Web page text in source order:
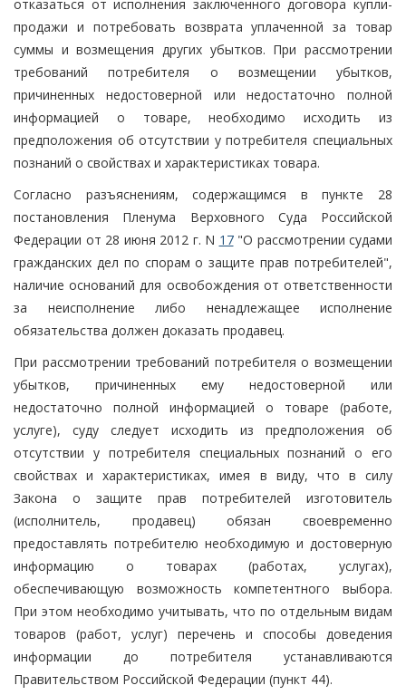
отказаться от исполнения заключенного договора купли-
продажи и потребовать возврата уплаченной за товар
суммы и возмещения других убытков. При рассмотрении
требований потребителя о возмещении убытков,
причиненных недостоверной или недостаточно полной
информацией о товаре, необходимо исходить из
предположения об отсутствии у потребителя специальных
познаний о свойствах и характеристиках товара.
Согласно разъяснениям, содержащимся в пункте 28
постановления Пленума Верховного Суда Российской
Федерации от 28 июня 2012 г. N 17"О рассмотрении судами
гражданских дел по спорам о защите прав потребителей",
наличие оснований для освобождения от ответственности
за неисполнение либо ненадлежащее исполнение
обязательства должен доказать продавец.
При рассмотрении требований потребителя о возмещении
убытков, причиненных ему недостоверной или
недостаточно полной информацией о товаре (работе,
услуге), суду следует исходить из предположения об
отсутствии у потребителя специальных познаний о его
свойствах и характеристиках, имея в виду, что в силу
Закона о защите прав потребителей изготовитель
(исполнитель, продавец) обязан своевременно
предоставлять потребителю необходимую и достоверную
информацию о товарах (работах, услугах),
обеспечивающую возможность компетентного выбора.
При этом необходимо учитывать, что по отдельным видам
товаров (работ, услуг) перечень и способы доведения
информации до потребителя устанавливаются
Правительством Российской Федерации (пункт 44).